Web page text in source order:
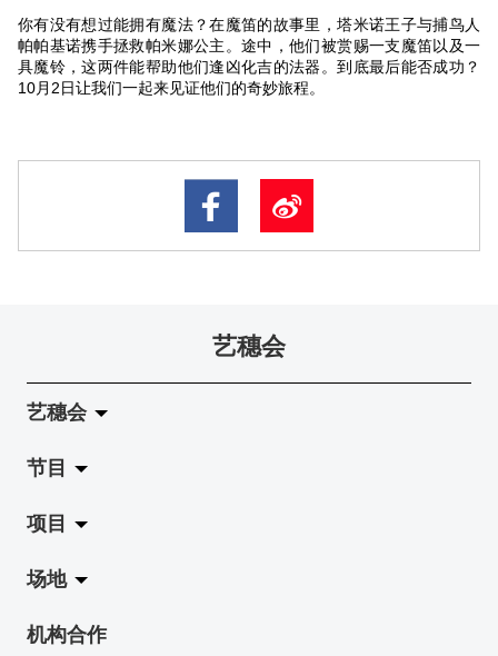
你有没有想过能拥有魔法？在魔笛的故事里，塔米诺王子与捕鸟人
帕帕基诺携手拯救帕米娜公主。途中，他们被赏赐一支魔笛以及一
具魔铃，这两件能帮助他们逢凶化吉的法器。到底最后能否成功？
10月2日让我们一起来见证他们的奇妙旅程。
艺穗会
艺穗会
关于艺穗会
艺穗会的演化
使命与宗旨
艺穗会架构
节目
拉阔
展览
演出
项目
Jazz-Go-Central, Jazz-Go-Fringe
LPL
场地
陈丽玲划廊
机构合作